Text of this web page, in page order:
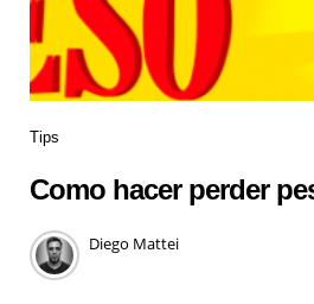
Tips
Como hacer perder
Diego Mattei